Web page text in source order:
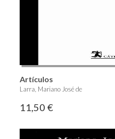
Artículos
Larra, Mariano José de
11,50 €